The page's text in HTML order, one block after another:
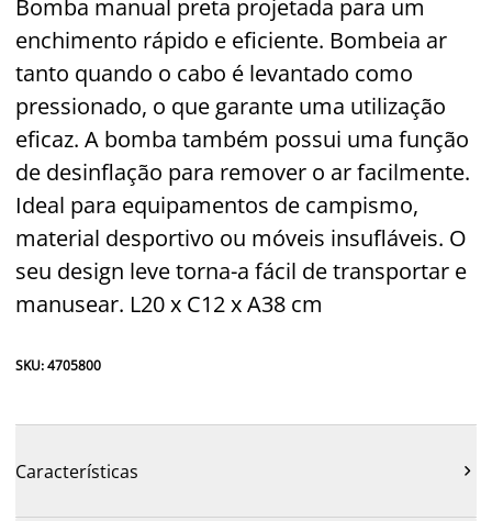
Bomba manual preta projetada para um
enchimento rápido e eficiente. Bombeia ar
tanto quando o cabo é levantado como
pressionado, o que garante uma utilização
eficaz. A bomba também possui uma função
de desinflação para remover o ar facilmente.
Ideal para equipamentos de campismo,
material desportivo ou móveis insufláveis. O
seu design leve torna-a fácil de transportar e
manusear. L20 x C12 x A38 cm
SKU: 4705800
Características 